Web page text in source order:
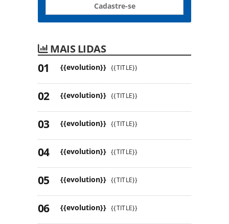
Cadastre-se
MAIS LIDAS
{{evolution}} {{TITLE}}
{{evolution}} {{TITLE}}
{{evolution}} {{TITLE}}
{{evolution}} {{TITLE}}
{{evolution}} {{TITLE}}
{{evolution}} {{TITLE}}